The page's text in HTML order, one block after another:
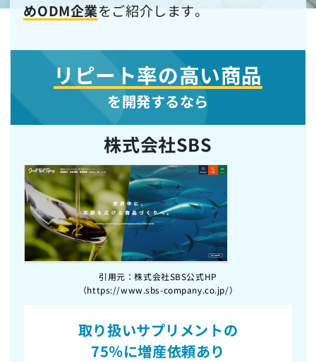
めODM企業をご紹介します。
リピート率の高い商品
を開発するなら
株式会社SBS
引用元：株式会社SBS公式HP
（https://www.sbs-company.co.jp/）
取り扱いサプリメントの
75％に増産依頼あり